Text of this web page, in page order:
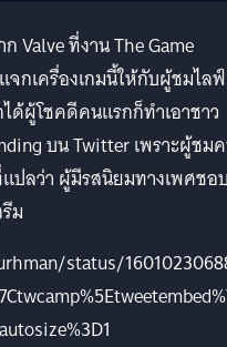
Valve ที่งาน The Game
จกเครื่องเกมนี้ให้กับผู้ชมไลฟ์
ด้ผู้โชคดีคนแรกก็ทำเอาชาว
บน Twitter เพราะผู้ชม
ปลว่า ผู้มีรสนิยมทางเพศชอ
ม
status/